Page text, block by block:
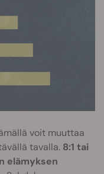
voit muuttaa
tavalla. 8:1 tai
elämyksen